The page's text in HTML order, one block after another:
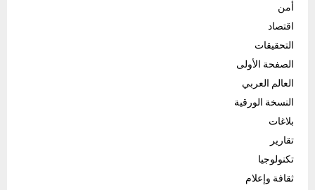
أمن
اقتصاد
التحقيقات
الصفحة الأولى
العالم العربي
النسخة الورقية
بلاغات
تقارير
تكنولوجيا
ثقافة وإعلام